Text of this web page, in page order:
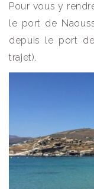
Pour vous y
le port de
depuis le port
trajet).